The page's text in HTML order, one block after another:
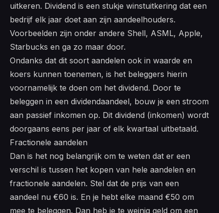
uitkeren. Dividend is een stukje winstuitkering dat een
bedrijf elk jaar doet aan zijn aandeelhouders.
Voorbeelden zijn onder andere Shell, ASML, Apple,
Starbucks en ga zo maar door.
Ondanks dat dit soort aandelen ook in waarde en
koers kunnen toenemen, is het beleggers hierin
voornamelijk te doen om het dividend. Door te
beleggen in een dividendaandeel, bouw je een stroom
aan passief inkomen op. Dit dividend (inkomen) wordt
doorgaans eens per jaar of elk kwartaal uitbetaald.
Fractionele aandelen
Dan is het nog belangrijk om te weten dat er een
verschil is tussen het kopen van hele aandelen en
fractionele aandelen. Stel dat de prijs van een
aandeel nu €60 is. En je hebt elke maand €50 om
mee te beleggen. Dan heb je te weinig geld om een